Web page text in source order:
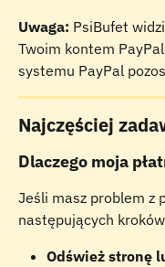
Uwaga: PsiBufet
Twoim kontem
systemu PayPal
Najczęściej
Dlaczego moja
Jeśli masz problem z
następujących
Odśwież stronę